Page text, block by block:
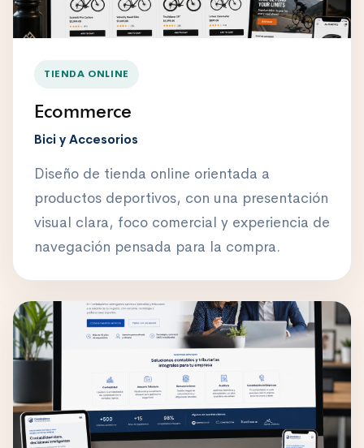
TIENDA ONLINE
Ecommerce
Bici y Accesorios
Diseño de tienda online orientada a
productos deportivos, con una presentación
visual clara, foco comercial y experiencia de
navegación pensada para la compra.